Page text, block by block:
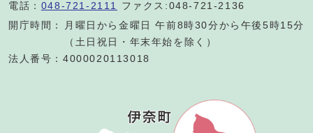
電話： 048-721-2111
ファクス:048-721-2136
開庁時間：
月曜日から金曜日 午前8時30分から午後5時15分
（土日祝日・年末年始を除く）
法人番号：4000020113018